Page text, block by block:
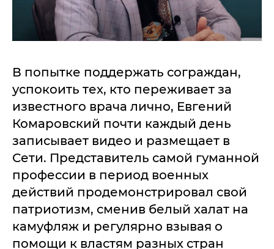
В попытке поддержать сограждан,
успокоить тех, кто переживает за
известного врача лично, Евгений
Комаровский почти каждый день
записывает видео и размещает в
Сети. Представитель самой гуманной
профессии в период военных
действий продемонстрировал свой
патриотизм, сменив белый халат на
камуфляж и регулярно взывая о
помощи к властям разных стран